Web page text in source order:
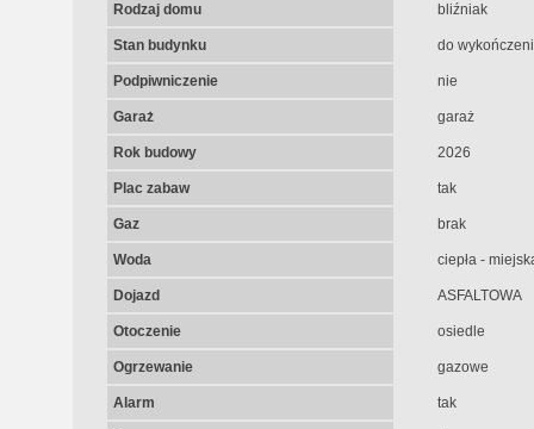
Rodzaj domu bliźniak
Stan budynku do
Podpiwniczenie nie
Garaż garaż
Rok budowy 2026
Plac zabaw tak
Gaz brak
Woda ciepła -
Dojazd ASFALTOWA
Otoczenie osiedle
Ogrzewanie gazowe
Alarm tak